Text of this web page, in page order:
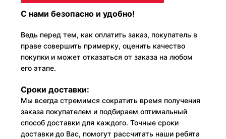
С нами безопасно и удобно!
Ведь перед тем, как оплатить заказ, покупатель в
праве совершить примерку, оценить качество
покупки и может отказаться от заказа на любом
его этапе.
Сроки доставки:
Мы всегда стремимся сократить время получения
заказа покупателем и подбираем оптимальный
способ доставки для каждого. Точные сроки
доставки до Вас, помогут рассчитать наши ребята